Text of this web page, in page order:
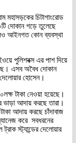
মহাসড়কের চিটাগাংরোড
দোকান গড়ে তুলেছে
আইনগত কোন ব্যবস্থা
পুলিশবক্স এর পাশ দিয়ে
এসব অবৈধ দোকান
হোসেন।
টাকা নেওয়া হয়েছে।
আদায় করছে তারা।
আদায় করছে চাঁদাবাজ
করে সবধরনের
স্ট্যান্ডের দেলোয়ার